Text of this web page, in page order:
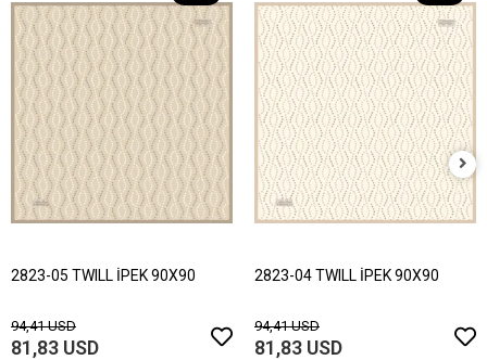
2823-05 TWILL İPEK 90X90
94,41 USD
81,83 USD
2823-04 TWILL İPEK 90X90
94,41 USD
81,83 USD